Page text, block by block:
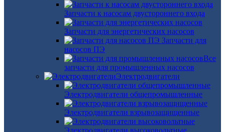
Запчасти к насосам двустороннего входа
Запчасти для энергетических насосов
Запчасти для
насосов ПЭ
Все
запчасти для промышленных насосов
Электродвигатели
Электродвигатели общепромышленные
Электродвигатели взрывозащищенные
Электродвигатели высоковольтные